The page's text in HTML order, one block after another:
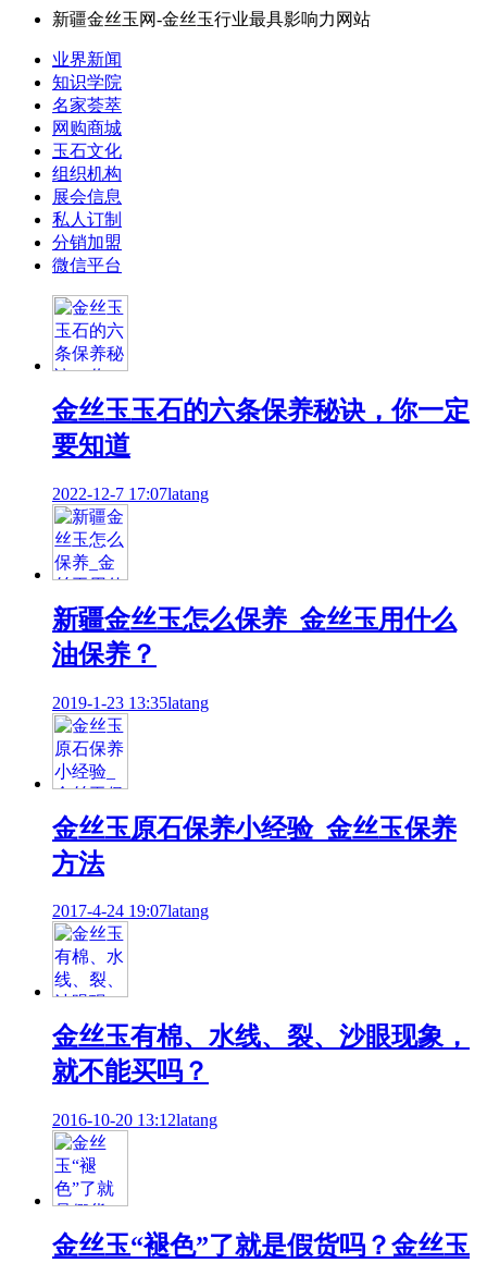
新疆金丝玉网-金丝玉行业最具影响力网站
业界新闻
知识学院
名家荟萃
网购商城
玉石文化
组织机构
展会信息
私人订制
分销加盟
微信平台
金丝玉玉石的六条保养秘诀，你一定
要知道
2022-12-7 17:07latang
新疆金丝玉怎么保养_金丝玉用什么
油保养？
2019-1-23 13:35latang
金丝玉原石保养小经验_金丝玉保养
方法
2017-4-24 19:07latang
金丝玉有棉、水线、裂、沙眼现象，
就不能买吗？
2016-10-20 13:12latang
金丝玉“褪色”了就是假货吗？金丝玉